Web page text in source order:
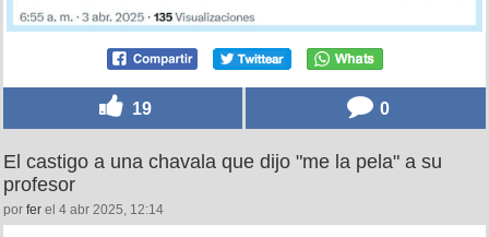
19 0
El castigo a una chavala que dijo "me la pela" a su
profesor
por fer el 4 abr 2025, 12:14